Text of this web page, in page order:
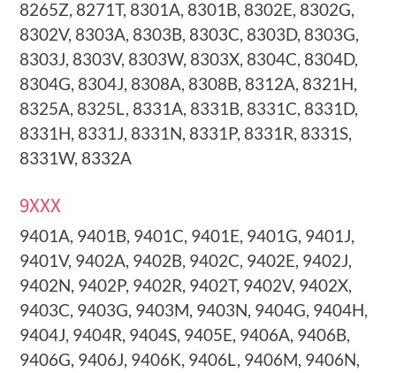
8265Z, 8271T, 8301A, 8301B, 8302E, 8302G,
8302V, 8303A, 8303B, 8303C, 8303D, 8303G,
8303J, 8303V, 8303W, 8303X, 8304C, 8304D,
8304G, 8304J, 8308A, 8308B, 8312A, 8321H,
8325A, 8325L, 8331A, 8331B, 8331C, 8331D,
8331H, 8331J, 8331N, 8331P, 8331R, 8331S,
8331W, 8332A
9XXX
9401A, 9401B, 9401C, 9401E, 9401G, 9401J,
9401V, 9402A, 9402B, 9402C, 9402E, 9402J,
9402N, 9402P, 9402R, 9402T, 9402V, 9402X,
9403C, 9403G, 9403M, 9403N, 9404G, 9404H,
9404J, 9404R, 9404S, 9405E, 9406A, 9406B,
9406G, 9406J, 9406K, 9406L, 9406M, 9406N,